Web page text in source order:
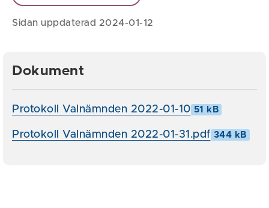
Sidan uppdaterad 2024-01-12
Dokument
Protokoll Valnämnden 2022-01-10 51 kB
Protokoll Valnämnden 2022-01-31.pdf 344 kB